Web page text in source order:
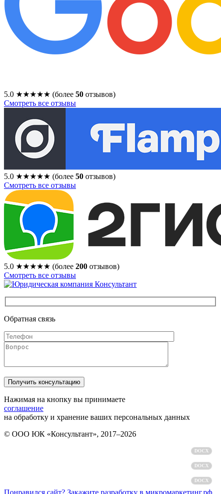
5.0 ★★★★★ (более 50 отзывов)
Смотреть все отзывы
5.0 ★★★★★ (более 50 отзывов)
Смотреть все отзывы
5.0 ★★★★★ (более 200 отзывов)
Смотреть все отзывы
Обратная связь
Нажимая на кнопку вы принимаете
соглашение
на обработку и хранение ваших персональных данных
© ООО ЮК «Консультант», 2017–2026
DOCX
DOCX
DOCX
Понравился сайт? Закажите разработку в микромаркетинг.рф